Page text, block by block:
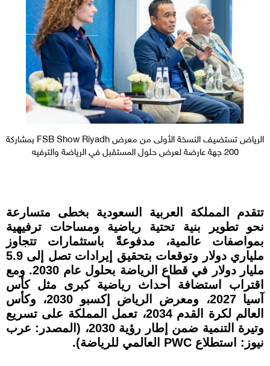
الرياض تستضيف النسخة الأولى من معرض FSB Show Riyadh بمشاركة
200 جهة عارضة لعرض حلول المستقبل في الرياضة والترفيه
تتقدم المملكة العربية السعودية بخطى متسارعة
نحو تطوير بنية تحتية رياضية ومساحات ترفيهية
بمواصفات عالمية، مدفوعةً باستثمارات تتجاوز
ملياري دولار وتوقعات بتحقيق إيرادات تصل إلى 5.9
مليار دولار في قطاع الرياضة بحلول عام 2030. ومع
اقتراب استضافة أحداث رياضية كبرى مثل كأس
آسيا 2027، ومعرض الرياض إكسبو 2030، وكأس
العالم لكرة القدم 2034، تعمل المملكة على تسريع
وتيرة التنمية ضمن إطار رؤية 2030، (المصدر: عرب
نيوز: استطلاع PWC العالمي للرياضة).